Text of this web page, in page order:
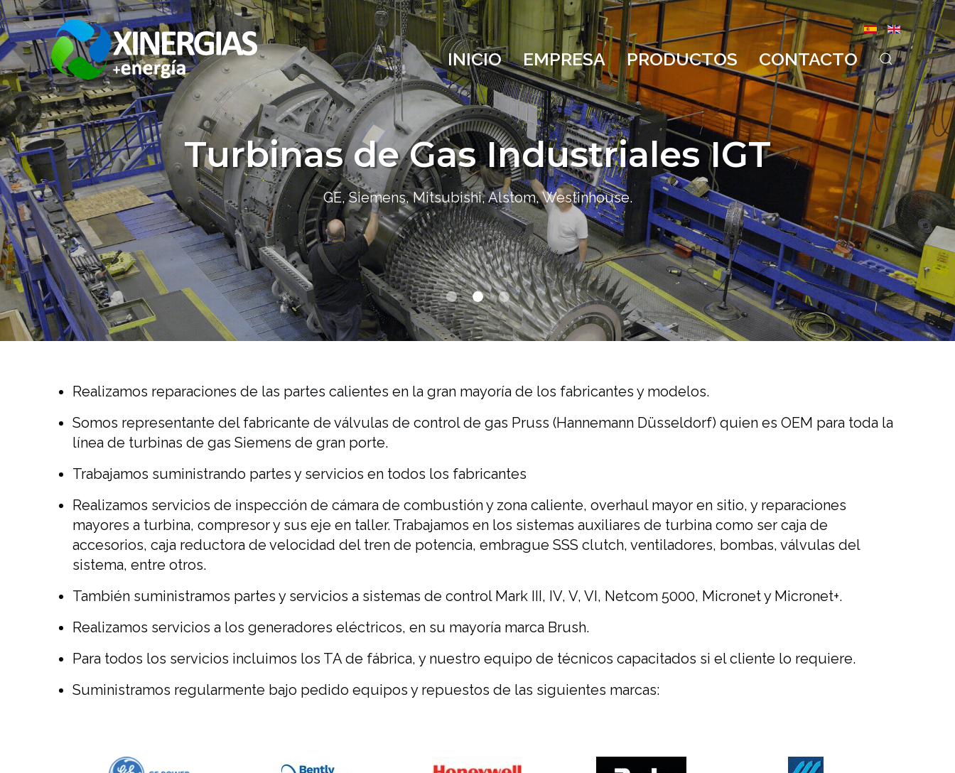
INICIO EMPRESA PRODUCTOS CONTACTO
Turbinas de Gas Industriales IGT
GE, Siemens, Mitsubishi, Alstom, Westinhouse.
Realizamos reparaciones de las partes calientes en la gran mayoría de los fabricantes y modelos.
Somos representante del fabricante de válvulas de control de gas Pruss (Hannemann Düsseldorf) quien es OEM para toda la
línea de turbinas de gas Siemens de gran porte.
Trabajamos suministrando partes y servicios en todos los fabricantes
Realizamos servicios de inspección de cámara de combustión y zona caliente, overhaul mayor en sitio, y reparaciones
mayores a turbina, compresor y sus eje en taller. Trabajamos en los sistemas auxiliares de turbina como ser caja de
accesorios, caja reductora de velocidad del tren de potencia, embrague SSS clutch, ventiladores, bombas, válvulas del
sistema, entre otros.
También suministramos partes y servicios a sistemas de control Mark III, IV, V, VI, Netcom 5000, Micronet y Micronet+.
Realizamos servicios a los generadores eléctricos, en su mayoría marca Brush.
Para todos los servicios incluimos los TA de fábrica, y nuestro equipo de técnicos capacitados si el cliente lo requiere.
Suministramos regularmente bajo pedido equipos y repuestos de las siguientes marcas: